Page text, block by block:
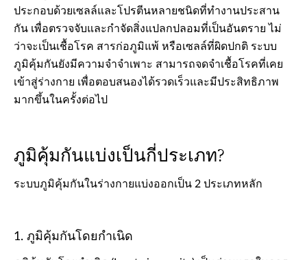
ประกอบด้วยเซลล์และโปรตีนหลายชนิดที่ทำงานประสาน
กัน เพื่อตรวจจับและกำจัดสิ่งแปลกปลอมที่เป็นอันตราย ไม่
ว่าจะเป็นเชื้อโรค สารก่อภูมิแพ้ หรือเซลล์ที่ผิดปกติ ระบบ
ภูมิคุ้มกันยังมีความจำจำเพาะ สามารถจดจำเชื้อโรคที่เคย
เข้าสู่ร่างกาย เพื่อตอบสนองได้รวดเร็วและมีประสิทธิภาพ
มากขึ้นในครั้งต่อไป
ภูมิคุ้มกันแบ่งเป็นกี่ประเภท?
ระบบภูมิคุ้มกันในร่างกายแบ่งออกเป็น 2 ประเภทหลัก
1. ภูมิคุ้มกันโดยกำเนิด